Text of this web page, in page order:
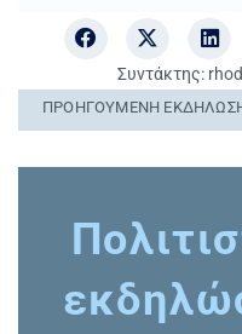
Συντάκτης:
ΠΡΟΗΓΟΎΜΕΝΗ